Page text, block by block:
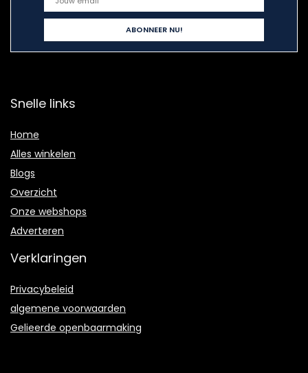
Snelle links
Home
Alles winkelen
Blogs
Overzicht
Onze webshops
Adverteren
Verklaringen
Privacybeleid
algemene voorwaarden
Gelieerde openbaarmaking